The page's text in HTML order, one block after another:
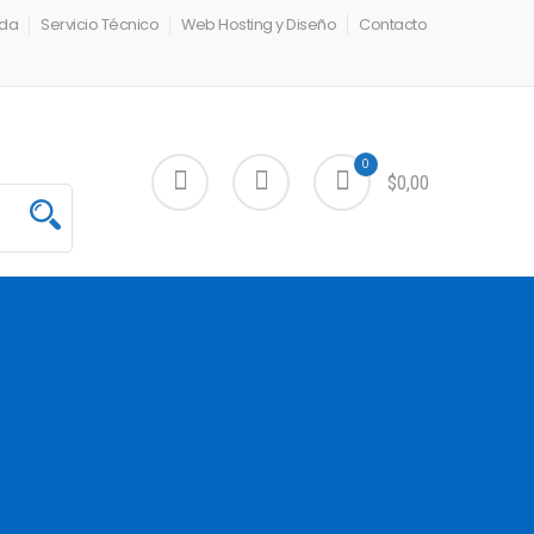
Servicio Técnico Web Hosting y Diseño Contacto
0
$0,00